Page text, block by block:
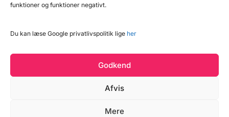
funktioner og funktioner negativt.
Du kan læse Google privatlivspolitik lige her
Godkend
Afvis
Mere